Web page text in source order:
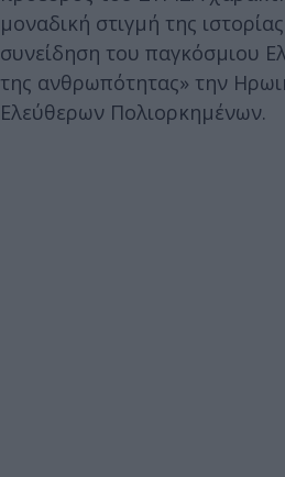
μοναδική στιγμή της
συνείδηση του παγκόσμιου
της ανθρωπότητας» την
Ελεύθερων Πολιορκημένων.